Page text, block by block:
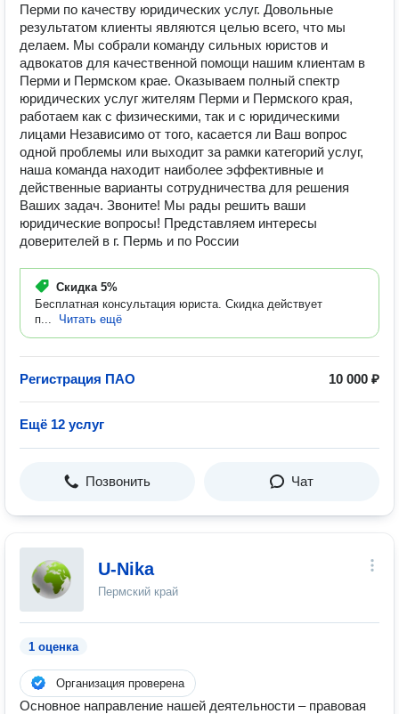
Перми по качеству юридических услуг. Довольные
результатом клиенты являются целью всего, что мы
делаем. Мы собрали команду сильных юристов и
адвокатов для качественной помощи нашим клиентам в
Перми и Пермском крае. Оказываем полный спектр
юридических услуг жителям Перми и Пермского края,
работаем как с физическими, так и с юридическими
лицами Независимо от того, касается ли Ваш вопрос
одной проблемы или выходит за рамки категорий услуг,
наша команда находит наиболее эффективные и
действенные варианты сотрудничества для решения
Ваших задач. Звоните! Мы рады решить ваши
юридические вопросы! Представляем интересы
доверителей в г. Пермь и по России
Скидка 5%
Бесплатная консультация юриста. Скидка действует
п...
Читать ещё
Регистрация ПАО 10 000 ₽
Ещё 12 услуг
Позвонить Чат
U-Nika
Пермский край
1 оценка
Организация проверена
Основное направление нашей деятельности – правовая